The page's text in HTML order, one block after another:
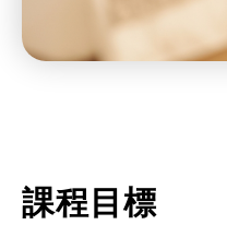
課程目標